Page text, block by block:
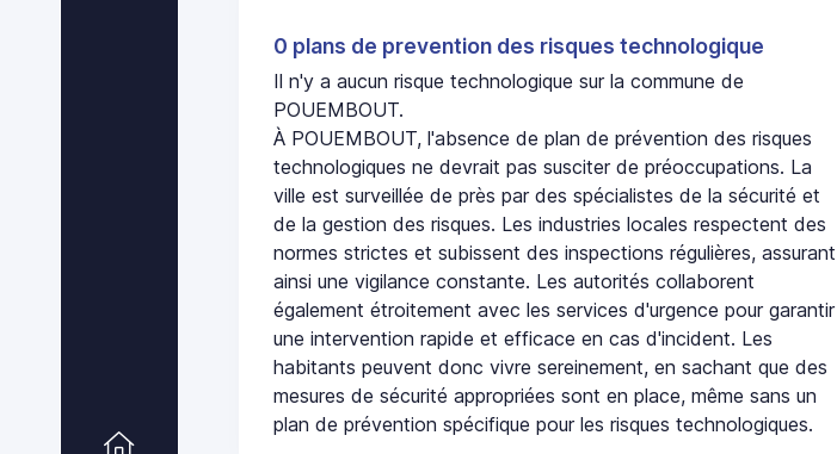
0 plans de prevention des risques technologique
Il n'y a aucun risque technologique sur la commune de
POUEMBOUT.
À POUEMBOUT, l'absence de plan de prévention des risques
technologiques ne devrait pas susciter de préoccupations. La
ville est surveillée de près par des spécialistes de la sécurité et
de la gestion des risques. Les industries locales respectent des
normes strictes et subissent des inspections régulières, assurant
ainsi une vigilance constante. Les autorités collaborent
également étroitement avec les services d'urgence pour garantir
une intervention rapide et efficace en cas d'incident. Les
habitants peuvent donc vivre sereinement, en sachant que des
mesures de sécurité appropriées sont en place, même sans un
plan de prévention spécifique pour les risques technologiques.